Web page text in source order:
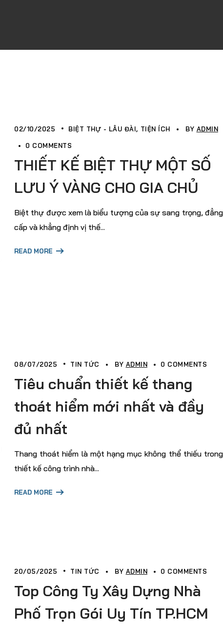
02/10/2025 BIỆT THỰ - LÂU ĐÀI TIỆN ÍCH BY ADMIN
0 COMMENTS
THIẾT KẾ BIỆT THỰ MỘT SỐ
LƯU Ý VÀNG CHO GIA CHỦ
Biệt thự được xem là biểu tượng của sự sang trọng, đẳng
cấp và khẳng định vị thế...
READ MORE
08/07/2025 TIN TỨC BY ADMIN 0 COMMENTS
Tiêu chuẩn thiết kế thang
thoát hiểm mới nhất và đầy
đủ nhất
Thang thoát hiểm là một hạng mục không thể thiếu trong
thiết kế công trình nhà...
READ MORE
20/05/2025 TIN TỨC BY ADMIN 0 COMMENTS
Top Công Ty Xây Dựng Nhà
Phố Trọn Gói Uy Tín TP.HCM